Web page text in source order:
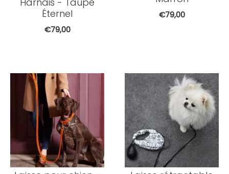
Éternel
€79,00
€79,00